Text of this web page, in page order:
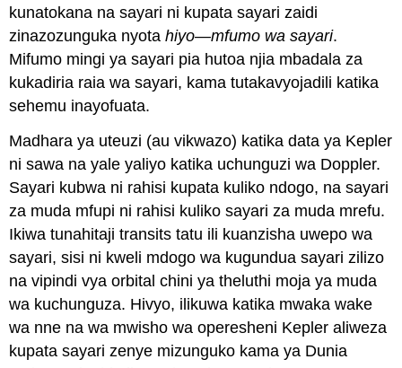
kunatokana na sayari ni kupata sayari zaidi
zinazozunguka nyotahiyo—mfumo wa sayari.
Mifumo mingi ya sayari pia hutoa njia mbadala za
kukadiria raia wa sayari, kama tutakavyojadili katika
sehemu inayofuata.
Madhara ya uteuzi (au vikwazo) katika data ya Kepler
ni sawa na yale yaliyo katika uchunguzi wa Doppler.
Sayari kubwa ni rahisi kupata kuliko ndogo, na sayari
za muda mfupi ni rahisi kuliko sayari za muda mrefu.
Ikiwa tunahitaji transits tatu ili kuanzisha uwepo wa
sayari, sisi ni kweli mdogo wa kugundua sayari zilizo
na vipindi vya orbital chini ya theluthi moja ya muda
wa kuchunguza. Hivyo, ilikuwa katika mwaka wake
wa nne na wa mwisho wa operesheni Kepler aliweza
kupata sayari zenye mizunguko kama ya Dunia